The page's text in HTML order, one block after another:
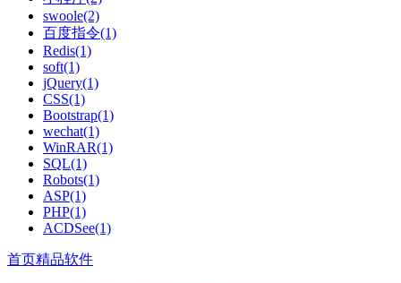
swoole(2)
百度指令(1)
Redis(1)
soft(1)
jQuery(1)
CSS(1)
Bootstrap(1)
wechat(1)
WinRAR(1)
SQL(1)
Robots(1)
ASP(1)
PHP(1)
ACDSee(1)
首页精品软件